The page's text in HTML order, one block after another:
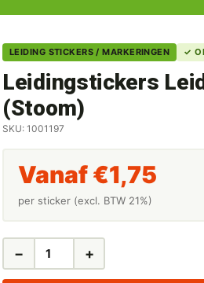
LEIDING STICKERS / MARKERINGEN ✓
Leidingstickers
(Stoom)
SKU: 1001197
Vanaf €1,75
per sticker (excl. BTW 21%)
LEIDINGSTICKERS
− +